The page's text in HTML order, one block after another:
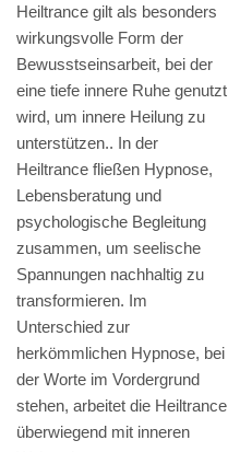
Heiltrance gilt als besonders
wirkungsvolle Form der
Bewusstseinsarbeit, bei der
eine tiefe innere Ruhe genutzt
wird, um innere Heilung zu
unterstützen.. In der
Heiltrance fließen Hypnose,
Lebensberatung und
psychologische Begleitung
zusammen, um seelische
Spannungen nachhaltig zu
transformieren. Im
Unterschied zur
herkömmlichen Hypnose, bei
der Worte im Vordergrund
stehen, arbeitet die Heiltrance
überwiegend mit inneren